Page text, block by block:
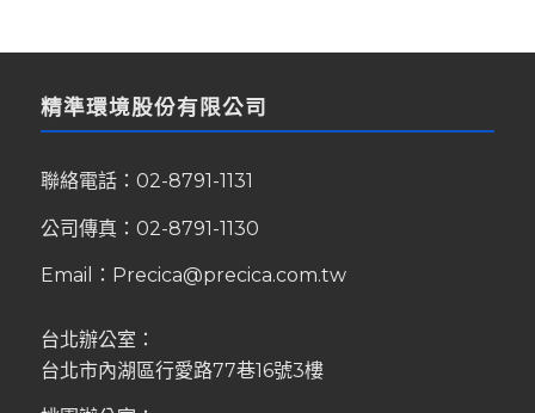
精準環境股份有限公司
聯絡電話： 02-8791-1131
公司傳真：02-8791-1130
Email： Precica@precica.com.tw
台北辦公室：
台北市內湖區行愛路77巷16號3樓